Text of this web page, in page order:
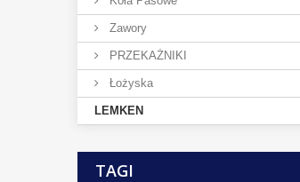
Zawory
PRZEKAŻNIKI
Łożyska
LEMKEN
TAGI